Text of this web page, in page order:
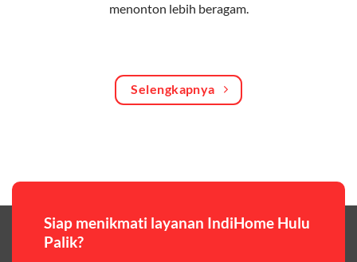
dalam satu pembayaran.
Hemat biaya dengan paket internet berkualitas tinggi
premium,berikut ulasan singkatnya:
Paket Easy
menonton lebih beragam.
Selengkapnya
Siap menikmati layanan IndiHome Hulu
Palik?